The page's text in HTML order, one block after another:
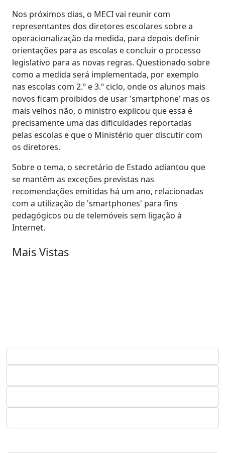
Nos próximos dias, o MECI vai reunir com
representantes dos diretores escolares sobre a
operacionalização da medida, para depois definir
orientações para as escolas e concluir o processo
legislativo para as novas regras. Questionado sobre
como a medida será implementada, por exemplo
nas escolas com 2.º e 3.º ciclo, onde os alunos mais
novos ficam proibidos de usar 'smartphone' mas os
mais velhos não, o ministro explicou que essa é
precisamente uma das dificuldades reportadas
pelas escolas e que o Ministério quer discutir com
os diretores.
Sobre o tema, o secretário de Estado adiantou que
se mantêm as exceções previstas nas
recomendações emitidas há um ano, relacionadas
com a utilização de 'smartphones' para fins
pedagógicos ou de telemóveis sem ligação à
Internet.
Mais Vistas